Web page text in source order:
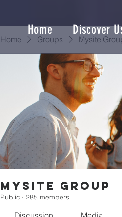
Home Discover
Home Groups Mysite
Mysite Group
Public · 285 members
Discussion Media